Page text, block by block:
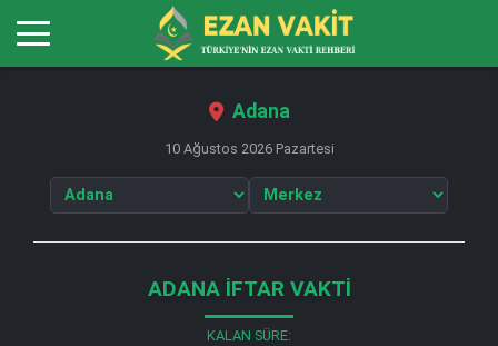
Adana
10 Ağustos 2026 Pazartesi
ADANA İFTAR VAKTI
KALAN SÜRE: